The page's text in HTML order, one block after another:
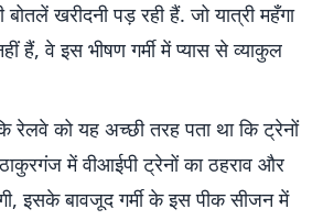
बोतलें खरीदनी पड़ रही हैं. जो यात्री महँगा
हैं, वे इस भीषण गर्मी में प्यास से व्याकुल
रेलवे को यह अच्छी तरह पता था कि ट्रेनों
में वीआईपी ट्रेनों का ठहराव और
इसके बावजूद गर्मी के इस पीक सीजन में